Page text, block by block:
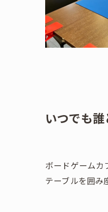
いつでも
ボードゲームカ
テーブルを囲み